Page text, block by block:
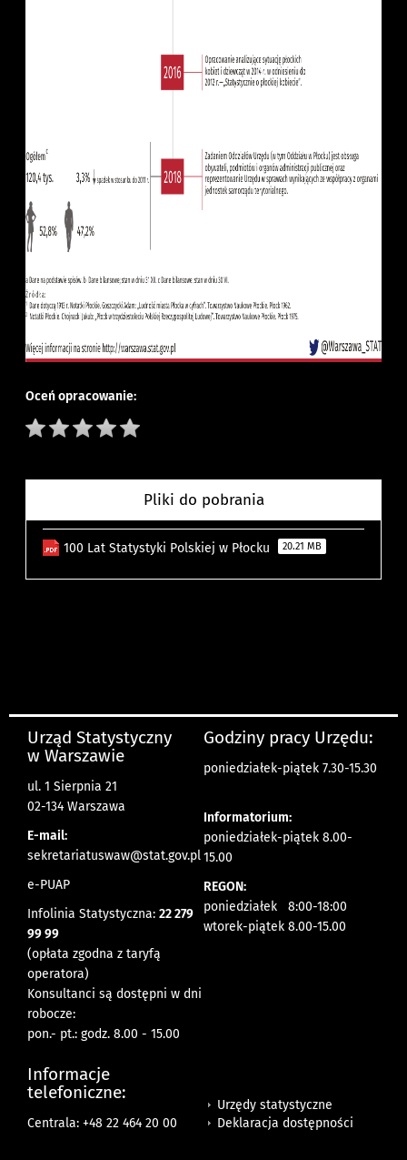
Oceń opracowanie:
Pliki do pobrania
100 Lat Statystyki Polskiej w Płocku 20.21 MB
Urząd Statystyczny
w Warszawie
ul. 1 Sierpnia 21
02-134 Warszawa
E-mail:
sekretariatuswaw@stat.gov.pl
e-PUAP
Infolinia Statystyczna: 22 279
99 99
(opłata zgodna z taryfą
operatora)
Konsultanci są dostępni w dni
robocze:
pon.- pt.: godz. 8.00 - 15.00
Godziny pracy Urzędu:
poniedziałek-piątek 7.30-15.30
Informatorium:
poniedziałek-piątek 8.00-
15.00
REGON:
poniedziałek 8:00-18:00
wtorek-piątek 8.00-15.00
Informacje
telefoniczne:
Centrala: +48 22 464 20 00
Urzędy statystyczne
Deklaracja dostępności